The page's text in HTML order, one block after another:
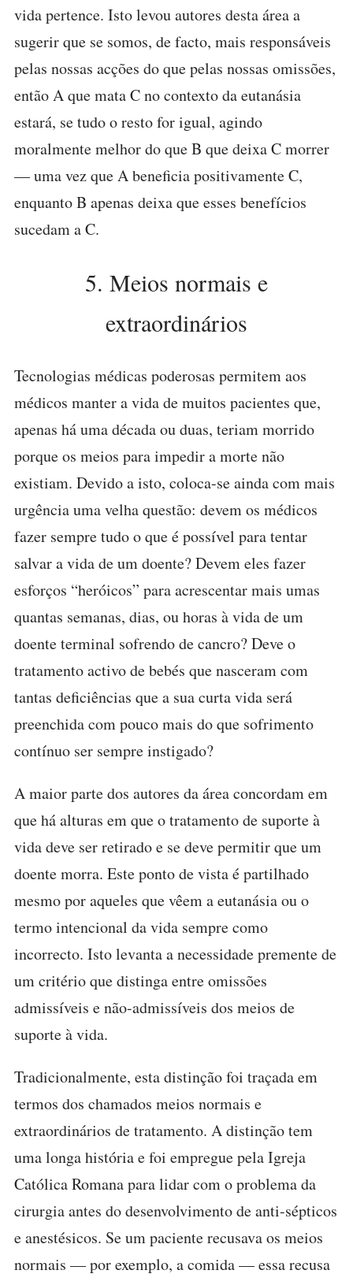
vida pertence. Isto levou autores desta área a
sugerir que se somos, de facto, mais responsáveis
pelas nossas acções do que pelas nossas omissões,
então A que mata C no contexto da eutanásia
estará, se tudo o resto for igual, agindo
moralmente melhor do que B que deixa C morrer
— uma vez que A beneficia positivamente C,
enquanto B apenas deixa que esses benefícios
sucedam a C.
5. Meios normais e
extraordinários
Tecnologias médicas poderosas permitem aos
médicos manter a vida de muitos pacientes que,
apenas há uma década ou duas, teriam morrido
porque os meios para impedir a morte não
existiam. Devido a isto, coloca-se ainda com mais
urgência uma velha questão: devem os médicos
fazer sempre tudo o que é possível para tentar
salvar a vida de um doente? Devem eles fazer
esforços “heróicos” para acrescentar mais umas
quantas semanas, dias, ou horas à vida de um
doente terminal sofrendo de cancro? Deve o
tratamento activo de bebés que nasceram com
tantas deficiências que a sua curta vida será
preenchida com pouco mais do que sofrimento
contínuo ser sempre instigado?
A maior parte dos autores da área concordam em
que há alturas em que o tratamento de suporte à
vida deve ser retirado e se deve permitir que um
doente morra. Este ponto de vista é partilhado
mesmo por aqueles que vêem a eutanásia ou o
termo intencional da vida sempre como
incorrecto. Isto levanta a necessidade premente de
um critério que distinga entre omissões
admissíveis e não-admissíveis dos meios de
suporte à vida.
Tradicionalmente, esta distinção foi traçada em
termos dos chamados meios normais e
extraordinários de tratamento. A distinção tem
uma longa história e foi empregue pela Igreja
Católica Romana para lidar com o problema da
cirurgia antes do desenvolvimento de anti-sépticos
e anestésicos. Se um paciente recusava os meios
normais — por exemplo, a comida — essa recusa